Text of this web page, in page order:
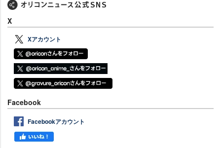
X
Xアカウント
Facebook
Facebookアカウント